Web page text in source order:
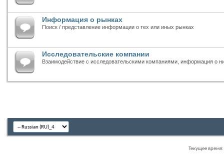
Информация о рынках
Поиск / представление информации о тех или иных рынках
Исследовательские компании
Взаимодействие с исследовательскими компаниями, информация о
Текущее время: